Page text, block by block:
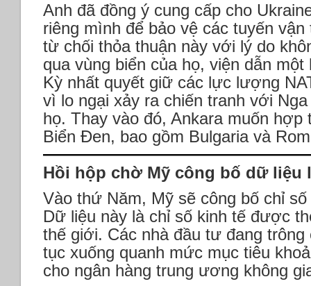
Anh đã đồng ý cung cấp cho
riêng mình để bảo vệ các tuyến
từ chối thỏa thuận này với lý do
qua vùng biển của họ, viện dẫn
Kỳ nhất quyết giữ các lực lượng
vì lo ngại xảy ra chiến tranh với
họ. Thay vào đó, Ankara muốn
Biển Đen, bao gồm Bulgaria và
Hồi hộp chờ Mỹ công bố dữ liệu
Vào thứ Năm, Mỹ sẽ công bố chỉ
Dữ liệu này là chỉ số kinh tế được
thế giới. Các nhà đầu tư đang
tục xuống quanh mức mục tiêu
cho ngân hàng trung ương không